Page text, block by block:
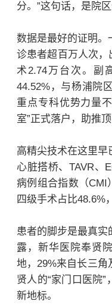
分。”这句话，是院
数据是最好的证明。
诊患者超百万人次
术2.74万台次。副
44.52%，与杨浦院
重点专科优势力量
室”正式落户，助推
高精尖技术在这里早
心脏搭桥、TAVR、
病例组合指数（CMI
四级手术占比48.6%
患者的脚步是最真
露，新华医院奉贤
地，29%来自长三
贤人的“家门口医院
新地标。